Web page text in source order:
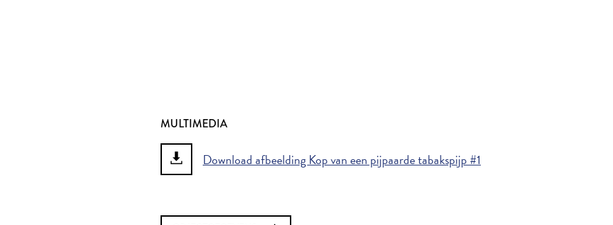
MULTIMEDIA
Download afbeelding Kop van een pijpaarde tabakspijp #1